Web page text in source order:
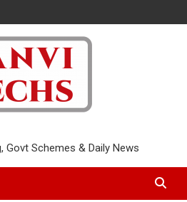
Govt Schemes & Daily News